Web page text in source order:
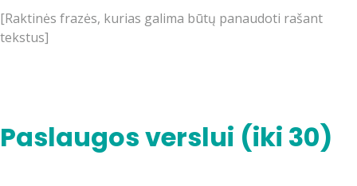
[Raktinės frazės, kurias galima būtų panaudoti rašant
tekstus]
Paslaugos verslui (iki 30)